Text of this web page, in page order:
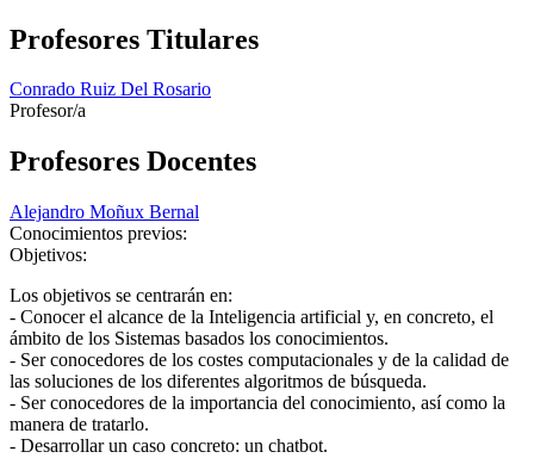
Profesores Titulares
Conrado Ruiz Del Rosario
Profesor/a
Profesores Docentes
Alejandro Moñux Bernal
Conocimientos previos:
Objetivos:
Los objetivos se centrarán en:
- Conocer el alcance de la Inteligencia artificial y, en concreto, el
ámbito de los Sistemas basados los conocimientos.
- Ser conocedores de los costes computacionales y de la calidad de
las soluciones de los diferentes algoritmos de búsqueda.
- Ser conocedores de la importancia del conocimiento, así como la
manera de tratarlo.
- Desarrollar un caso concreto: un chatbot.